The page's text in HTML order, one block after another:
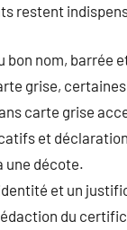
restent
bon nom, barrée
grise,
carte grise
et
une décote.
et un
du